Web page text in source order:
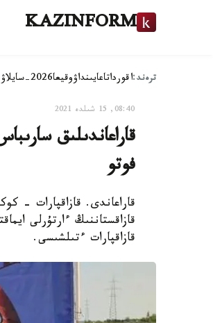
KAZINFORM
ترەند:اقورداتاعايىنداۋوقيعا2026-سايلاۋ
08:40, 15 شىلدە 2021
قاراعاندىلىق
فوتو
قاراعاندى. قازاقپارات -
قازاقپارات ءتىلشىسى.